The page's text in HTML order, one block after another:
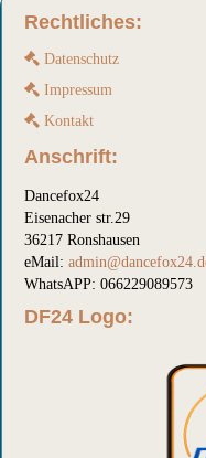
Rechtliches:
Datenschutz
Impressum
Kontakt
Anschrift:
Dancefox24
Eisenacher str.29
36217 Ronshausen
eMail:
WhatsAPP: 066229089573
DF24 Logo: